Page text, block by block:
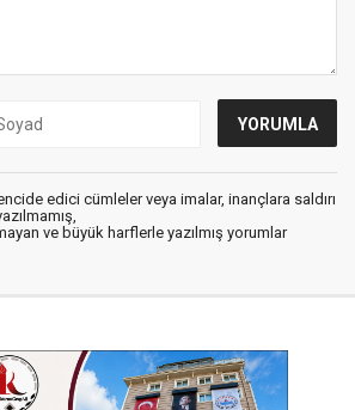
edici cümleler veya imalar, inançlara saldırı
ve büyük harflerle yazılmış yorumlar